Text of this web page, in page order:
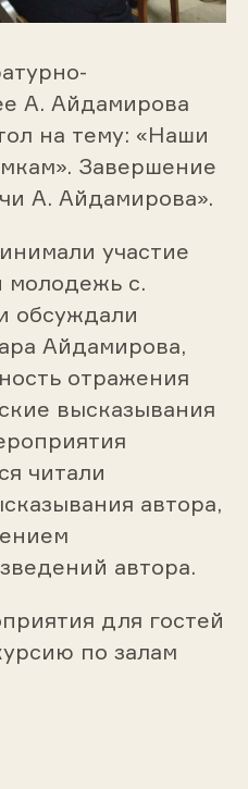
А. Айдамирова
на тему: «Наши
Завершение
А. Айдамирова».
участие
молодежь с.
обсуждали
Айдамирова,
отражения
высказывания
читали
автора,
автора.
для гостей
по залам